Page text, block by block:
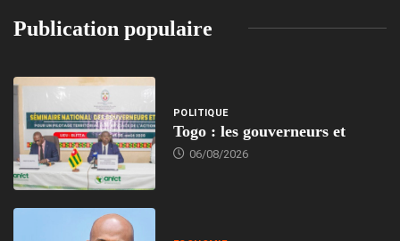
Publication populaire
POLITIQUE
Togo : les gouverneurs et
06/08/2026